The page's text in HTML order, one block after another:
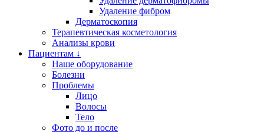
Удаление фибром
Дерматоскопия
Терапевтическая косметология
Анализы крови
Пациентам ↓
Наше оборудование
Болезни
Проблемы
Лицо
Волосы
Тело
Фото до и после